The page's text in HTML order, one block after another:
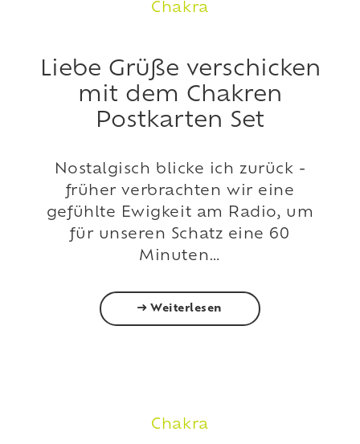
Chakra
Liebe Grüße verschicken
mit dem Chakren
Postkarten Set
Nostalgisch blicke ich zurück -
früher verbrachten wir eine
gefühlte Ewigkeit am Radio, um
für unseren Schatz eine 60
Minuten…
Weiterlesen
Chakra